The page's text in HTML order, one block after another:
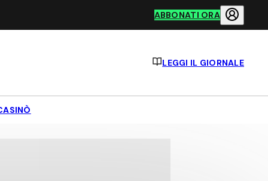
ABBONATI ORA
LEGGI IL GIORNALE